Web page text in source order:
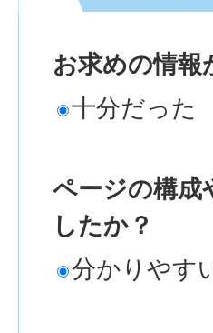
お求めの情報
十分だった
ページの構成
したか？
分かりやす